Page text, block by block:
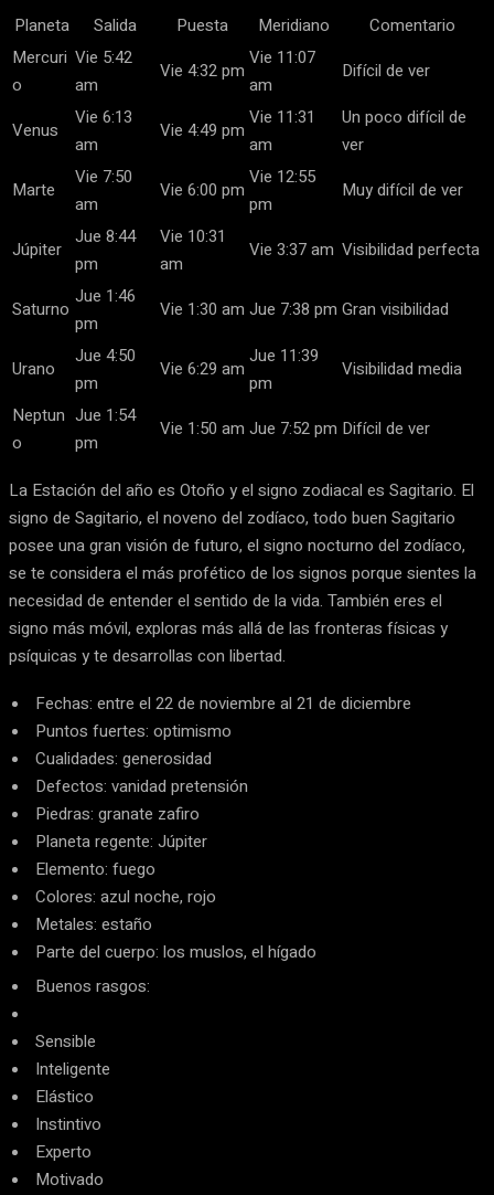
Planeta Salida Puesta Meridiano
Comentario
Mercuri
o
Vie 5:42
am
Vie 4:32 pm
Vie 11:07
am
Difícil de ver
Venus
Vie 6:13
am
Vie 4:49 pm
Vie 11:31
am
Un poco difícil de
ver
Marte
Vie 7:50
am
Vie 6:00 pm
Vie 12:55
pm
Muy difícil de ver
Júpiter
Jue 8:44
pm
Vie 10:31
am
Vie 3:37 am Visibilidad perfecta
Saturno
Jue 1:46
pm
Vie 1:30 am Jue 7:38 pm Gran visibilidad
Urano
Jue 4:50
pm
Vie 6:29 am
Jue 11:39
pm
Visibilidad media
Neptun
o
Jue 1:54
pm
Vie 1:50 am Jue 7:52 pm Difícil de ver
La Estación del año es Otoño y el signo zodiacal es Sagitario. El
signo de Sagitario, el noveno del zodíaco, todo buen Sagitario
posee una gran visión de futuro, el signo nocturno del zodíaco,
se te considera el más profético de los signos porque sientes la
necesidad de entender el sentido de la vida. También eres el
signo más móvil, exploras más allá de las fronteras físicas y
psíquicas y te desarrollas con libertad.
Fechas: entre el 22 de noviembre al 21 de diciembre
Puntos fuertes: optimismo
Cualidades: generosidad
Defectos: vanidad pretensión
Piedras: granate zafiro
Planeta regente: Júpiter
Elemento: fuego
Colores: azul noche, rojo
Metales: estaño
Parte del cuerpo: los muslos, el hígado
Buenos rasgos:
Sensible
Inteligente
Elástico
Instintivo
Experto
Motivado